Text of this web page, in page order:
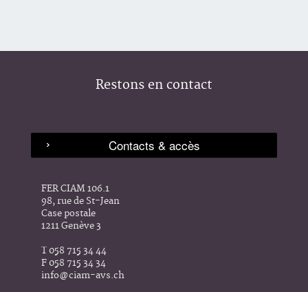
Restons en contact
FER CIAM 106.1
98, rue de St-Jean
Case postale
1211 Genève 3
T 058 715 34 44
F 058 715 34 34
info@ciam-avs.ch